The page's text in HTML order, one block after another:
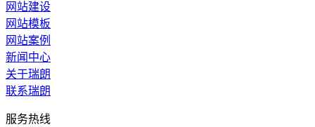
网站建设
网站模板
网站案例
新闻中心
关于瑞朗
联系瑞朗
服务热线